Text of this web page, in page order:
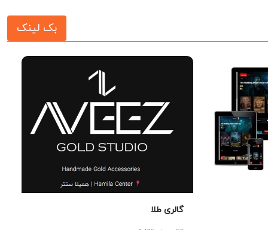
بک لینک
گالری طلا